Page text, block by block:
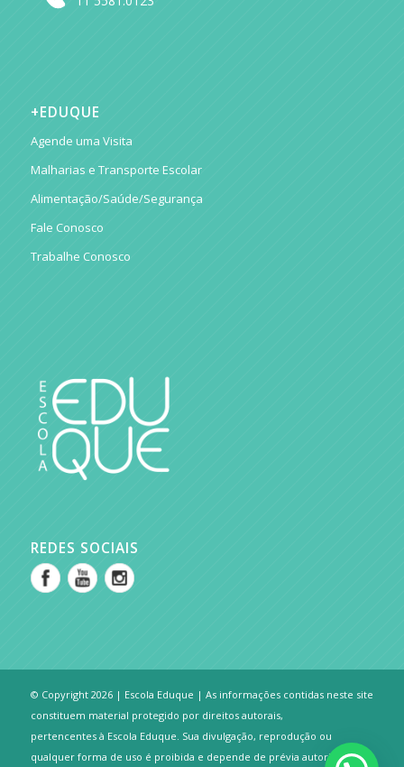
+EDUQUE
Agende uma Visita
Malharias e Transporte Escolar
Alimentação/Saúde/Segurança
Fale Conosco
Trabalhe Conosco
REDES SOCIAIS
© Copyright 2026 | Escola Eduque | As informações contidas neste site
constituem material protegido por direitos autorais,
pertencentes à Escola Eduque. Sua divulgação, reprodução ou
qualquer forma de uso é proibida e depende de prévia autorização